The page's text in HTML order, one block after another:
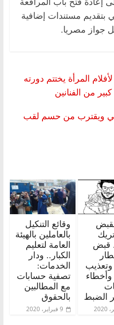
بتقديم مستندات إضافية
جواز مصريا.
المرأة يختتم دورته
من الفنانين
ويقترب من حسم لقب
قبض
وتعذيب
الضبط
وقائع التنكيل
بالعاملين بالهيئة
العامة لتعليم
الكبار.. ودار
الخدمات:
تصفية حسابات
مع المطالبين
بالحقوق
9 فبراير، 2020